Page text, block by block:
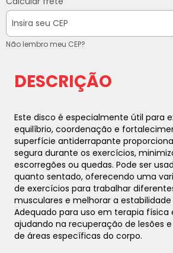
Não lembro meu CEP?
DESCRIÇÃO
Este disco é especialmente útil para
equilíbrio, coordenação e
superfície antiderrapante
segura durante os exercícios,
escorregões ou quedas. Pode ser
quanto sentado, oferecendo uma
de exercícios para trabalhar
musculares e melhorar a
Adequado para uso em terapia física
ajudando na recuperação de lesões
de áreas específicas do corpo.